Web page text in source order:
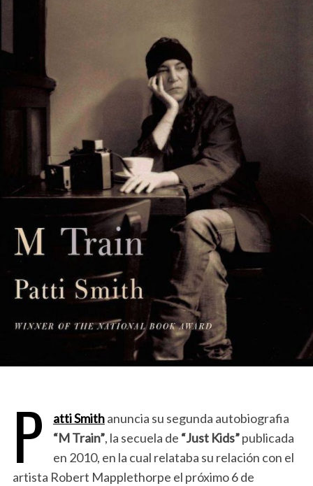
P atti Smithanuncia su segunda autobiografia
“M Train”, la secuela de “Just Kids”publicada
en 2010, en la cual relataba su relación con el
artista Robert Mapplethorpe el próximo 6 de